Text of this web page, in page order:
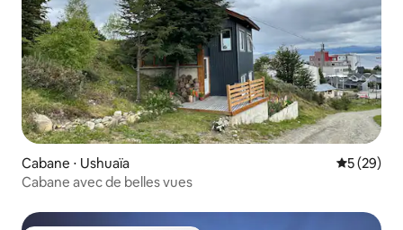
Cabane ⋅ Ushuaïa
5 (29)
Cabane avec de belles vues